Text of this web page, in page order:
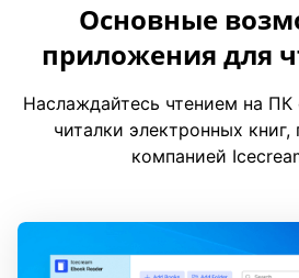
Основные
приложения для
Наслаждайтесь чтением на
читалки электронных книг,
компанией